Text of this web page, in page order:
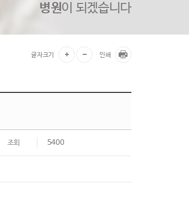
병원이 되겠습니다
글자크기 인쇄
조회 5400